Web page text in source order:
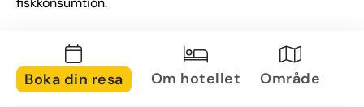
Rummen är eleganta och moderna, med
luftkonditionering, balkong eller terrass, samt
möjlighet till havs- eller trädgårdsutsikt.
Boka din resa Om hotellet Område